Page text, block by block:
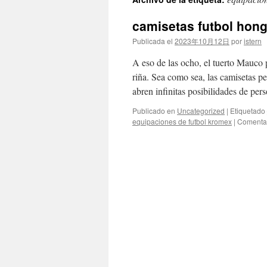
contenido
camisetas futbol
Publicada el 2023年10月12日 poristern
A eso de las ocho, el tuerto Mauco
riña. Sea como sea, las camisetas
abren infinitas posibilidades de
Publicado en Uncategorized | Etiquetado
equipaciones de futbol kromex |